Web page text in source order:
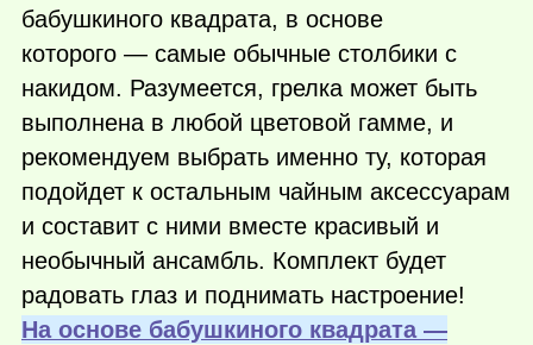
бабушкиного квадрата, в основе
которого — самые обычные столбики с
накидом. Разумеется, грелка может быть
выполнена в любой цветовой гамме, и
рекомендуем выбрать именно ту, которая
подойдет к остальным чайным аксессуарам
и составит с ними вместе красивый и
необычный ансамбль. Комплект будет
радовать глаз и поднимать настроение!
На основе бабушкиного квадрата —